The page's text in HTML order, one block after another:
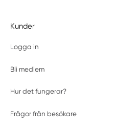
Kunder
Logga in
Bli medlem
Hur det fungerar?
Frågor från besökare